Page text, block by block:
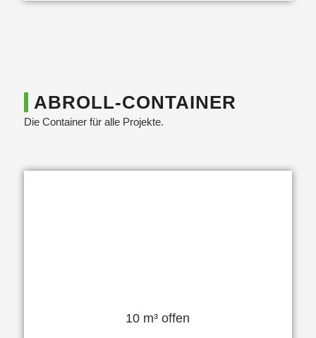
ABROLL-CONTAINER
Die Container für alle Projekte.
10 m³ offen